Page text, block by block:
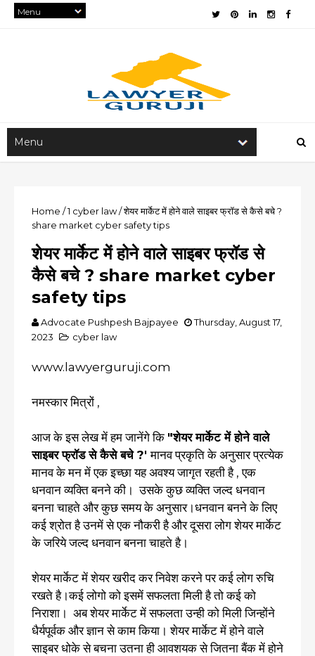
Home /1 cyber law/शेयर मार्केट में होने वाले साइबर फ्रॉड से कैसे बचे ?
share market cyber safety tips
शेयर मार्केट में होने वाले साइबर फ्रॉड से
कैसे बचे ? share market cyber
safety tips
Advocate Pushpesh Bajpayee
Thursday, August 17,
2023
cyber law
www.lawyerguruji.com
नमस्कार मित्रों ,
आज के इस लेख में हम जानेंगे कि "शेयर मार्केट में होने वाले
साइबर फ्रॉड से कैसे बचे ?'मानव प्रकृति के अनुसार प्रत्येक
मानव के मन में एक इच्छा यह अवश्य जागृत रहती है , एक
धनवान व्यक्ति बनने की। उसके कुछ व्यक्ति जल्द धनवान
बनना चाहते और कुछ समय के अनुसार।धनवान बनने के लिए
कई श्रोत है उनमें से एक नौकरी है और दूसरा लोग शेयर मार्केट
के जरिये जल्द धनवान बनना चाहते है।
शेयर मार्केट में शेयर खरीद कर निवेश करने पर कई लोग रुचि
रखते है।कई लोगो को इसमें सफलता मिली है तो कई को
निराशा। अब शेयर मार्केट में सफलता उन्ही को मिली जिन्होंने
धैर्यपूर्वक और ज्ञान से काम किया। शेयर मार्केट में होने वाले
साइबर धोके से बचना उतना ही आवशयक से जितना बैंक में होने